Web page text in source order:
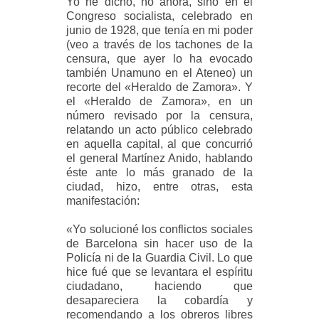
Congreso socialista, celebrado en
junio de 1928, que tenía en mi poder
(veo a través de los tachones de la
censura, que ayer lo ha evocado
también Unamuno en el Ateneo) un
recorte del «Heraldo de Zamora». Y
el «Heraldo de Zamora», en un
número revisado por la censura,
relatando un acto público celebrado
en aquella capital, al que concurrió
el general Martínez Anido, hablando
éste ante lo más granado de la
ciudad, hizo, entre otras, esta
manifestación:
«Yo solucioné los conflictos sociales
de Barcelona sin hacer uso de la
Policía ni de la Guardia Civil. Lo que
hice fué que se levantara el espíritu
ciudadano, haciendo que
desapareciera la cobardía y
recomendando a los obreros libres